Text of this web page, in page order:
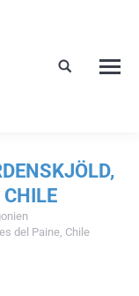
CHILE
del Paine, Chile